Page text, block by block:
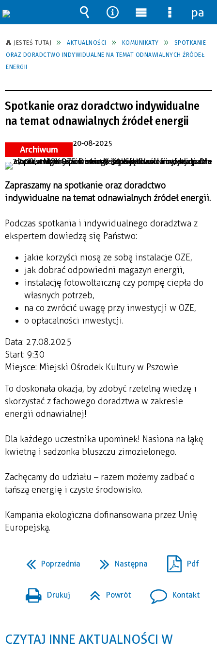
JESTEŚ TUTAJ AKTUALNOŚCI KOMUNIKATY
SPOTKANIE
ORAZ DORADCTWO INDYWIDUALNE NA TEMAT ODNAWIALNYCH ŹRÓDEŁ
ENERGII
Spotkanie oraz doradctwo indywidualne
na temat odnawialnych źródeł energii
Archiwum
20-08-2025
Zapraszamy na spotkanie oraz doradctwo
indywidualne na temat odnawialnych źródeł energii.
Podczas spotkania i indywidualnego doradztwa z
ekspertem dowiedzą się Państwo:
jakie korzyści niosą ze sobą instalacje OZE,
jak dobrać odpowiedni magazyn energii,
instalację fotowoltaiczną czy pompę ciepła do
własnych potrzeb,
na co zwrócić uwagę przy inwestycji w OZE,
o opłacalności inwestycji.
Data: 27.08.2025
Start: 9:30
Miejsce: Miejski Ośrodek Kultury w Pszowie
To doskonała okazja, by zdobyć rzetelną wiedzę i
skorzystać z fachowego doradztwa w zakresie
energii odnawialnej!
Dla każdego uczestnika upominek! Nasiona na łąkę
kwietną i sadzonka bluszczu zimozielonego.
Zachęcamy do udziału – razem możemy zadbać o
tańszą energię i czyste środowisko.
Kampania ekologiczna dofinansowana przez Unię
Europejską.
Poprzednia Następna Pdf
Drukuj Powrót Kontakt
CZYTAJ INNE AKTUALNOŚCI W
Wyszukiwarka
Narzędzia
Menu
główne
Menu